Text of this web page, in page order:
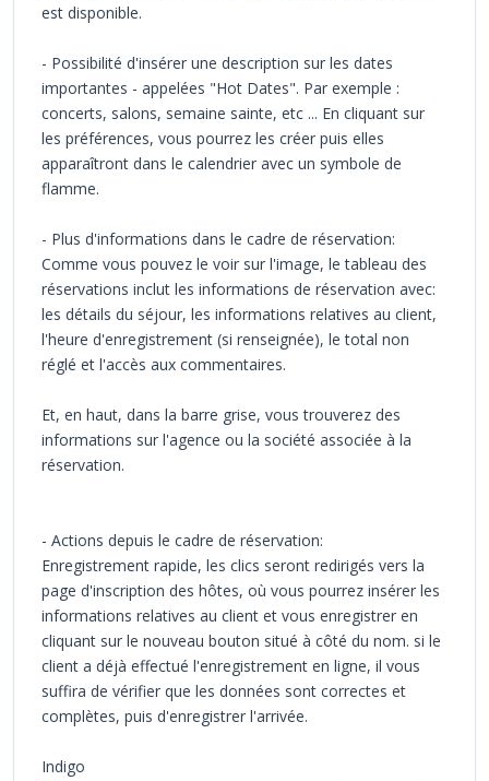
est disponible.
- Possibilité d'insérer une description sur les dates
importantes - appelées "Hot Dates". Par exemple :
concerts, salons, semaine sainte, etc ... En cliquant sur
les préférences, vous pourrez les créer puis elles
apparaîtront dans le calendrier avec un symbole de
flamme.
- Plus d'informations dans le cadre de réservation:
Comme vous pouvez le voir sur l'image, le tableau des
réservations inclut les informations de réservation avec:
les détails du séjour, les informations relatives au client,
l'heure d'enregistrement (si renseignée), le total non
réglé et l'accès aux commentaires.
Et, en haut, dans la barre grise, vous trouverez des
informations sur l'agence ou la société associée à la
réservation.
- Actions depuis le cadre de réservation:
Enregistrement rapide, les clics seront redirigés vers la
page d'inscription des hôtes, où vous pourrez insérer les
informations relatives au client et vous enregistrer en
cliquant sur le nouveau bouton situé à côté du nom. si le
client a déjà effectué l'enregistrement en ligne, il vous
suffira de vérifier que les données sont correctes et
complètes, puis d'enregistrer l'arrivée.
Indigo